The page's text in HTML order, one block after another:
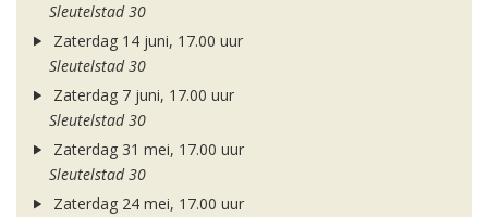
Sleutelstad 30
Zaterdag 14 juni, 17.00 uur
Sleutelstad 30
Zaterdag 7 juni, 17.00 uur
Sleutelstad 30
Zaterdag 31 mei, 17.00 uur
Sleutelstad 30
Zaterdag 24 mei, 17.00 uur